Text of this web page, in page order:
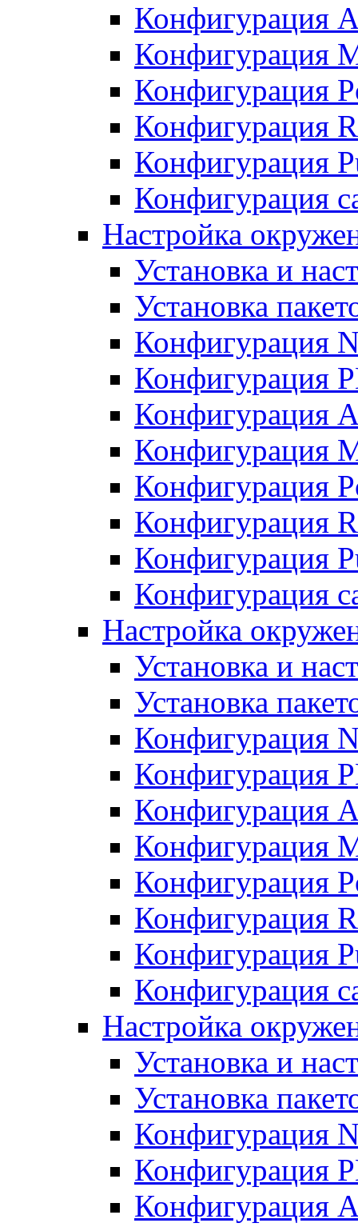
Конфигурация
Конфигурация
Конфигурация
Конфигурация
Конфигурация
Конфигурация
Настройка
Установка и
Установка
Конфигурация
Конфигурация
Конфигурация
Конфигурация
Конфигурация
Конфигурация
Конфигурация
Конфигурация
Настройка
Установка и
Установка
Конфигурация
Конфигурация
Конфигурация
Конфигурация
Конфигурация
Конфигурация
Конфигурация
Конфигурация
Настройка
Установка и
Установка
Конфигурация
Конфигурация
Конфигурация